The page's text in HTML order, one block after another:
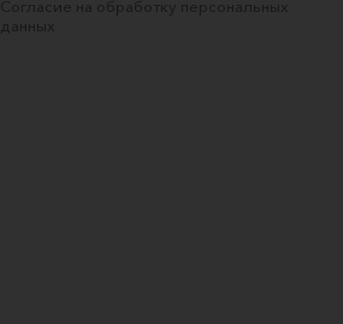
Согласие на обработку персональных
данных